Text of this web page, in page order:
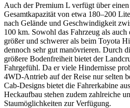
Auch der Premium L verfügt über
Gesamtkapazität von etwa 180–200
nach Gelände und Geschwindigkeit
100 km. Sowohl das Fahrzeug als
größer und schwerer als beim Toyota
dennoch sehr gut manövrieren. Durch
größere Bodenfreiheit bietet der
Fahrgefühl. Da er viele Hindernisse
4WD-Antrieb auf der Reise nur selten
Cab-Designs bietet die Fahrerkabine
Heckaufbau stehen zudem zahlreiche
Staumöglichkeiten zur Verfügung.